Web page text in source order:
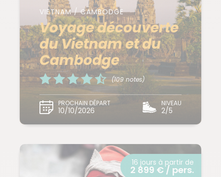
VIETNAM / CAMBODGE
Voyage découverte
du Vietnam et du
Cambodge
(109 notes)
PROCHAIN DÉPART
10/10/2026
NIVEAU
2/5
16 jours à partir de
2 899 € / pers.